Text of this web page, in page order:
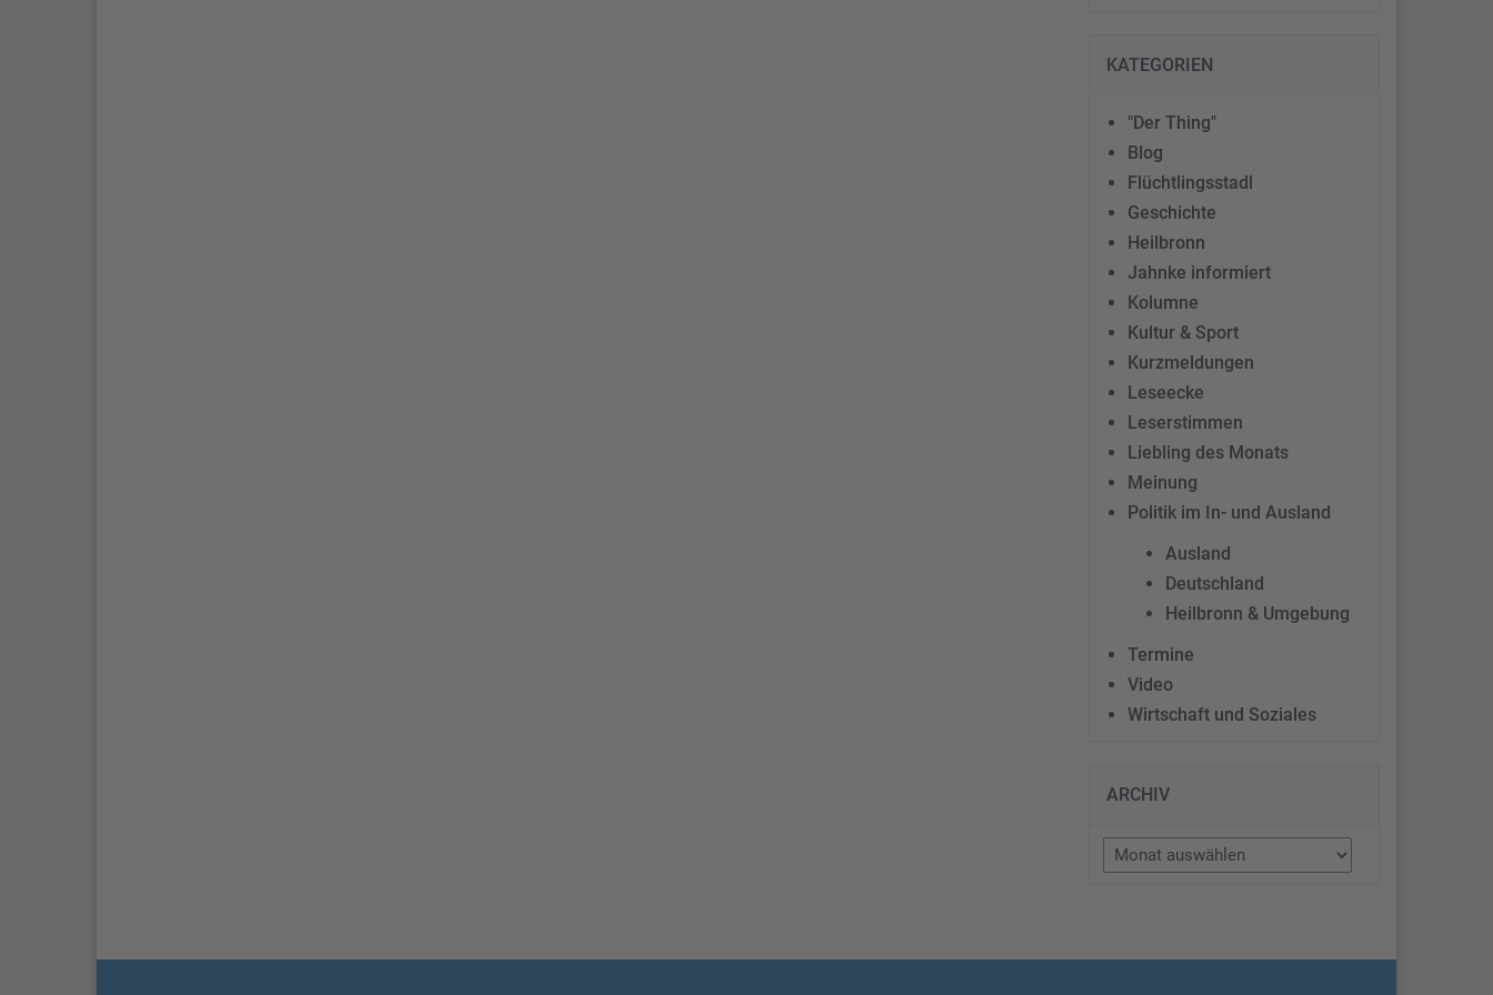
KATEGORIEN
"Der Thing"
Blog
Flüchtlingsstadl
Geschichte
Heilbronn
Jahnke informiert
Kolumne
Kultur & Sport
Kurzmeldungen
Leseecke
Leserstimmen
Liebling des Monats
Meinung
Politik im In- und Ausland
Ausland
Deutschland
Heilbronn & Umgebung
Termine
Video
Wirtschaft und Soziales
ARCHIV
Archiv